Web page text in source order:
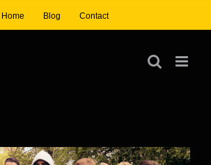
Home Blog Contact